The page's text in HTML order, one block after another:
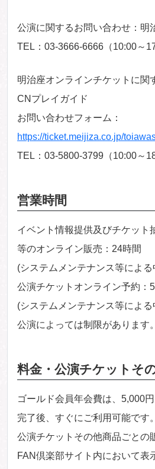
公演に関するお問い合わせ：明
TEL：03-3666-6666（10:00～
明治座オンラインチケットに関
CNプレイガイド
お問い合わせフォーム：
https://ticket.meijiza.co.jp/
TEL：03-5800-3799（10:00～
営業時間
イベント情報提供及びチケット
等のオンライン販売：24時間
(システムメンテナンス等によ
公演チケットオンライン予約：
(システムメンテナンス等によ
公演によっては制限があります
料金・公演チケットそ
ゴールド会員年会費は、5,000
完了後、すぐにご利用可能です。
公演チケットその他商品ごとの
FAN倶楽部サイト内において表